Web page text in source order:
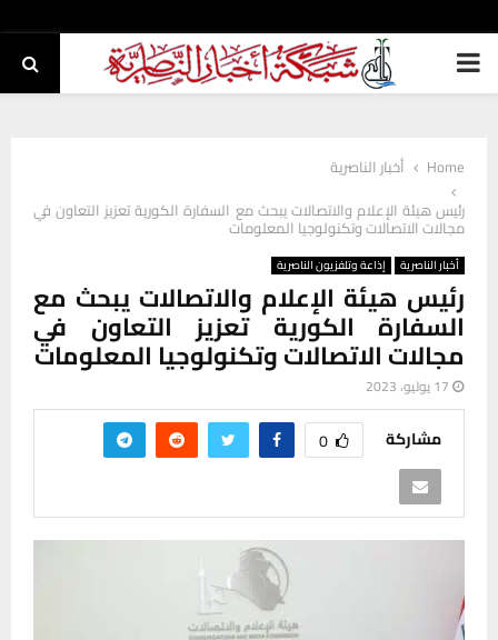
PRIMARY
Home
أخبار الناصرية
رئيس هيئة الإعلام والاتصالات يبحث مع السفارة الكورية تعزيز التعاون في
مجالات الاتصالات وتكنولوجيا المعلومات
أخبار الناصرية إذاعة وتلفزيون الناصرية
رئيس هيئة الإعلام والاتصالات يبحث مع
السفارة الكورية تعزيز التعاون في
مجالات الاتصالات وتكنولوجيا المعلومات
17 يوليو، 2023
مشاركة 0